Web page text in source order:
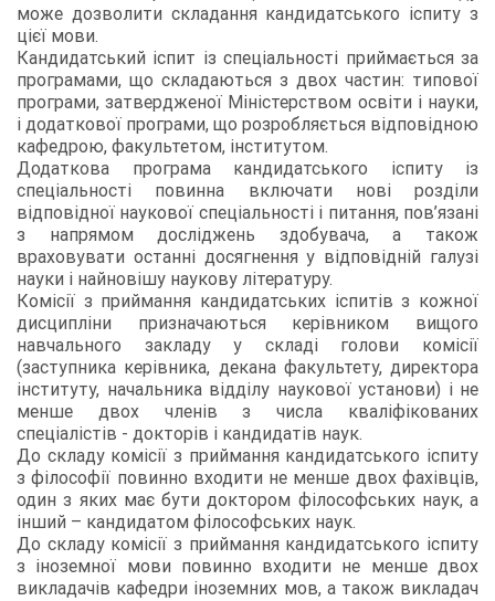
може дозволити складання кандидатського іспиту з
цієї мови.
Кандидатський іспит із спеціальності приймається за
програмами, що складаються з двох частин: типової
програми, затвердженої Міністерством освіти і науки,
і додаткової програми, що розробляється відповідною
кафедрою, факультетом, інститутом.
Додаткова програма кандидатського іспиту із
спеціальності повинна включати нові розділи
відповідної наукової спеціальності і питання, пов’язані
з напрямом досліджень здобувача, а також
враховувати останні досягнення у відповідній галузі
науки і найновішу наукову літературу.
Комісії з приймання кандидатських іспитів з кожної
дисципліни призначаються керівником вищого
навчального закладу у складі голови комісії
(заступника керівника, декана факультету, директора
інституту, начальника відділу наукової установи) і не
менше двох членів з числа кваліфікованих
спеціалістів - докторів і кандидатів наук.
До складу комісії з приймання кандидатського іспиту
з філософії повинно входити не менше двох фахівців,
один з яких має бути доктором філософських наук, а
інший – кандидатом філософських наук.
До складу комісії з приймання кандидатського іспиту
з іноземної мови повинно входити не менше двох
викладачів кафедри іноземних мов, а також викладач